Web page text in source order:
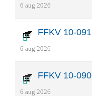
6 aug 2026
FFKV 10-091
6 aug 2026
FFKV 10-090
6 aug 2026